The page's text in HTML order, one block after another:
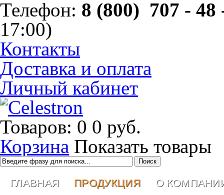
Телефон: 8 (800) 707 - 48
17:00)
Контакты
Доставка и оплата
Личный кабинет
Товаров: 0 0 руб.
Корзина Показать товары
ГЛАВНАЯ ПРОДУКЦИЯ О